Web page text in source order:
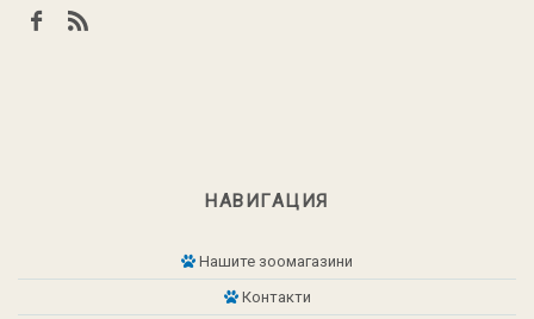
НАВИГАЦИЯ
Нашите зоомагазини
Контакти